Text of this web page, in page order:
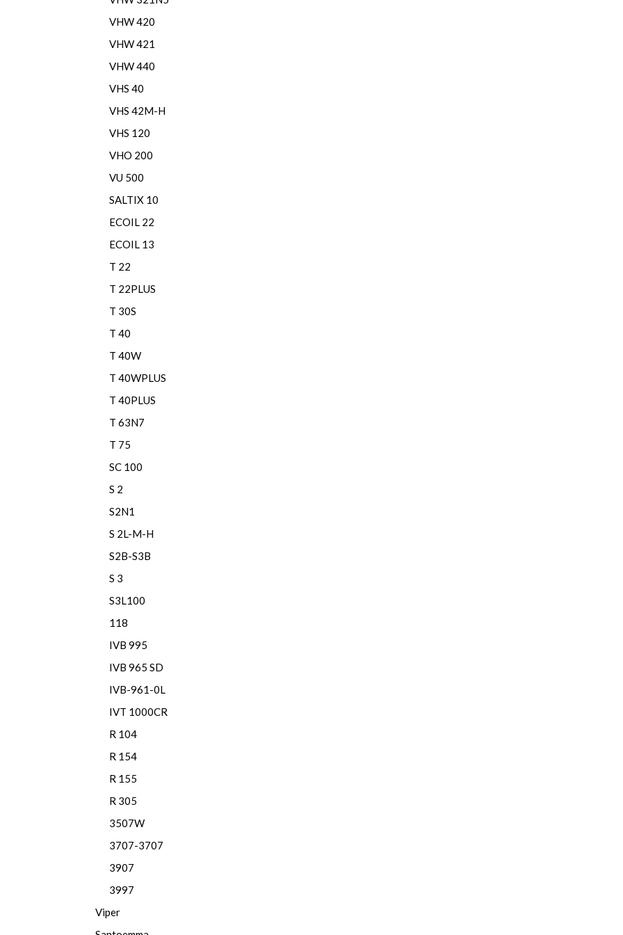
VHW 420
VHW 421
VHW 440
VHS 40
VHS 42M-H
VHS 120
VHO 200
VU 500
SALTIX 10
ECOIL 22
ECOIL 13
T 22
T 22PLUS
T 30S
T 40
T 40W
T 40WPLUS
T 40PLUS
T 63N7
T 75
SC 100
S 2
S2N1
S 2L-M-H
S2B-S3B
S 3
S3L100
118
IVB 995
IVB 965 SD
IVB-961-0L
IVT 1000CR
R 104
R 154
R 155
R 305
3507W
3707-3707
3907
3997
Viper